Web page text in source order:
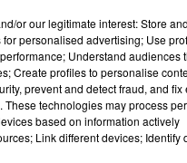
anti-gaspi ou
son budget
or our legitimate interest: Store
personalised advertising; Use
Understand audiences
Create profiles to personalise
prevent and detect fraud, and fix
technologies may process
based on information actively
Link different devices; Identify